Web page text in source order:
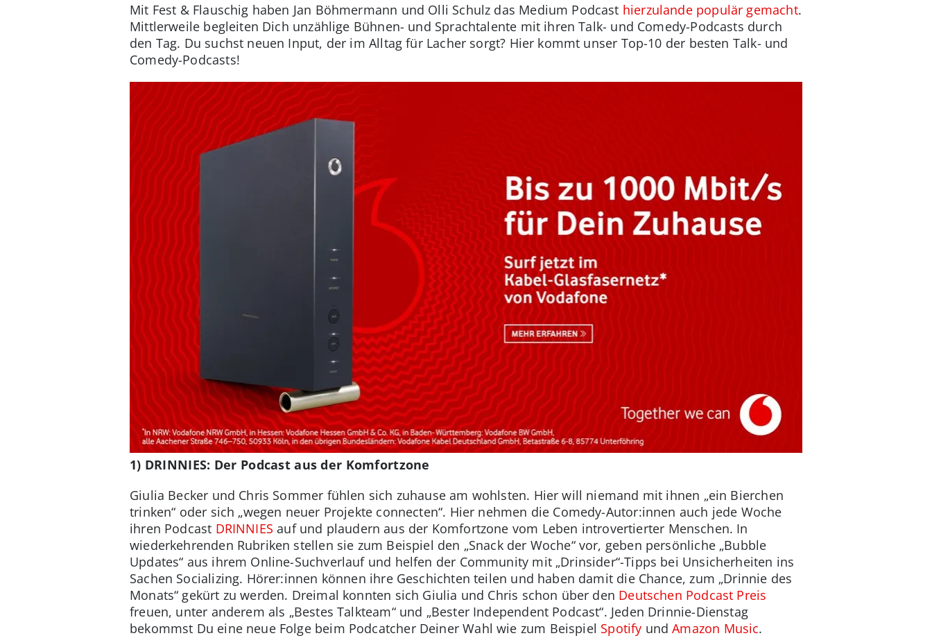
Mit Fest & Flauschig haben Jan Böhmermann und Olli Schulz das Medium Podcast hierzulande populär gemacht.
Mittlerweile begleiten Dich unzählige Bühnen- und Sprachtalente mit ihren Talk- und Comedy-Podcasts durch
den Tag. Du suchst neuen Input, der im Alltag für Lacher sorgt? Hier kommt unser Top-10 der besten Talk- und
Comedy-Podcasts!
1) DRINNIES: Der Podcast aus der Komfortzone
Giulia Becker und Chris Sommer fühlen sich zuhause am wohlsten. Hier will niemand mit ihnen „ein Bierchen
trinken“ oder sich „wegen neuer Projekte connecten“. Hier nehmen die Comedy-Autor:innen auch jede Woche
ihren Podcast DRINNIES auf und plaudern aus der Komfortzone vom Leben introvertierter Menschen. In
wiederkehrenden Rubriken stellen sie zum Beispiel den „Snack der Woche“ vor, geben persönliche „Bubble
Updates“ aus ihrem Online-Suchverlauf und helfen der Community mit „Drinsider“-Tipps bei Unsicherheiten ins
Sachen Socializing. Hörer:innen können ihre Geschichten teilen und haben damit die Chance, zum „Drinnie des
Monats“ gekürt zu werden. Dreimal konnten sich Giulia und Chris schon über den Deutschen Podcast Preis
freuen, unter anderem als „Bestes Talkteam“ und „Bester Independent Podcast“. Jeden Drinnie-Dienstag
bekommst Du eine neue Folge beim Podcatcher Deiner Wahl wie zum Beispiel Spotify undAmazon Music.